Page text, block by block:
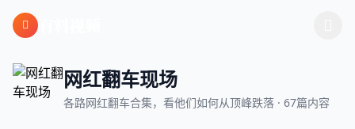
跳过导航
网红翻车现场
各路网红翻车合集，看他们如何从顶峰跌落 · 67篇内容